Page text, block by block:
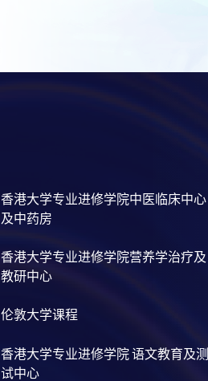
香港大学专业进修学院中医临床中心
及中药房
香港大学专业进修学院营养学治疗及
教研中心
伦敦大学课程
香港大学专业进修学院 语文教育及测
试中心